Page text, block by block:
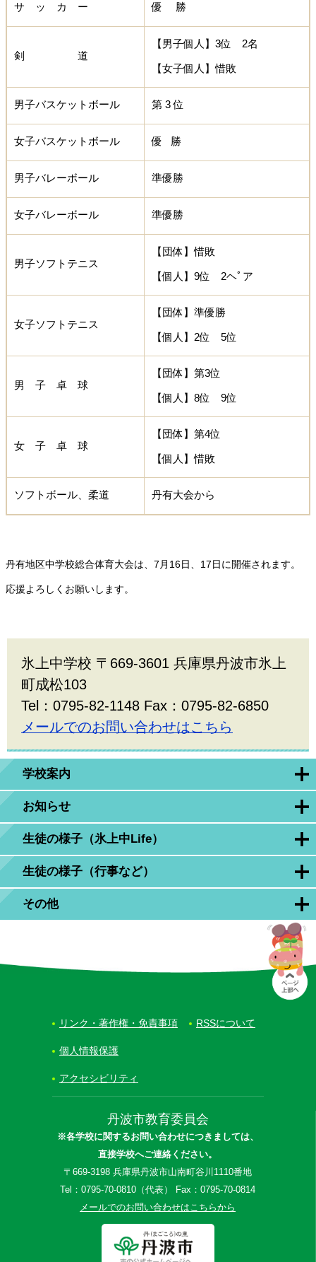
学校案内
お知らせ
生徒の様子（氷上中Life）
生徒の様子（行事など）
その他
サ ッ カ ー 優 勝
剣 道
【男子個人】3位 2名
【女子個人】惜敗
男子バスケットボール 第 3 位
女子バスケットボール 優 勝
男子バレーボール 準優勝
女子バレーボール 準優勝
男子ソフトテニス
【団体】惜敗
【個人】9位 2ヘﾟア
女子ソフトテニス
【団体】準優勝
【個人】2位 5位
男 子 卓 球
【団体】第3位
【個人】8位 9位
女 子 卓 球
【団体】第4位
【個人】惜敗
ソフトボール、柔道 丹有大会から
丹有地区中学校総合体育大会は、7月16日、17日に開催されます。
応援よろしくお願いします。
氷上中学校 〒669-3601 兵庫県丹波市氷上
町成松103
Tel：0795-82-1148 Fax：0795-82-6850
メールでのお問い合わせはこちら
丹波市教育委員会
※各学校に関するお問い合わせにつきましては、
直接学校へご連絡ください。
〒669-3198 兵庫県丹波市山南町谷川1110番地
Tel：0795-70-0810（代表） Fax：0795-70-0814
メールでのお問い合わせはこちらから
リンク・著作権・免責事項 RSSについて
個人情報保護
アクセシビリティ